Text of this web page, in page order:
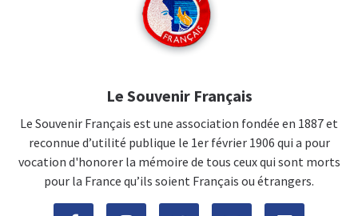
Le Souvenir Français
Le Souvenir Français est une association fondée en 1887 et
reconnue d’utilité publique le 1er février 1906 qui a pour
vocation d'honorer la mémoire de tous ceux qui sont morts
pour la France qu’ils soient Français ou étrangers.